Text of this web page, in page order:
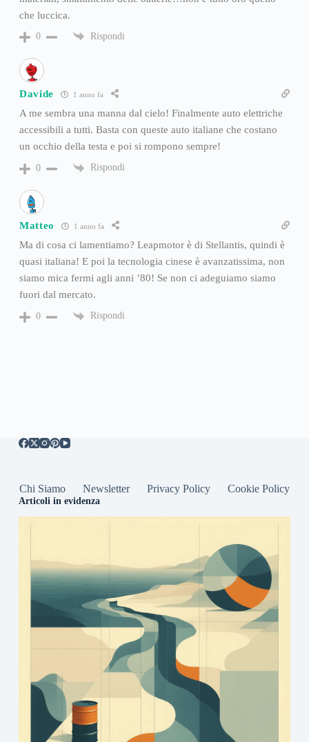
che luccica.
0 Rispondi
Davide 1 anno fa
A me sembra una manna dal cielo! Finalmente auto elettriche
accessibili a tutti. Basta con queste auto italiane che costano
un occhio della testa e poi si rompono sempre!
0 Rispondi
Matteo 1 anno fa
Ma di cosa ci lamentiamo? Leapmotor è di Stellantis, quindi è
quasi italiana! E poi la tecnologia cinese è avanzatissima, non
siamo mica fermi agli anni ’80! Se non ci adeguiamo siamo
fuori dal mercato.
0 Rispondi
Chi Siamo Newsletter Privacy Policy Cookie Policy
Articoli in evidenza